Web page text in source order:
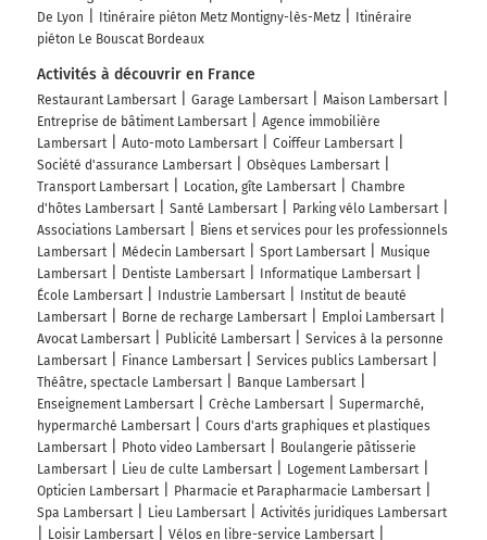
De Lyon
Itinéraire piéton Metz Montigny-lès-Metz
Itinéraire
piéton Le Bouscat Bordeaux
Activités à découvrir en France
Restaurant Lambersart Garage Lambersart
Maison Lambersart
Entreprise de bâtiment Lambersart
Agence immobilière
Lambersart
Auto-moto Lambersart
Coiffeur Lambersart
Société d'assurance Lambersart
Obsèques Lambersart
Transport Lambersart
Location, gîte Lambersart
Chambre
d'hôtes Lambersart
Santé Lambersart
Parking vélo Lambersart
Associations Lambersart
Biens et services pour les professionnels
Lambersart
Médecin Lambersart Sport Lambersart
Musique
Lambersart
Dentiste Lambersart
Informatique Lambersart
École Lambersart
Industrie Lambersart
Institut de beauté
Lambersart
Borne de recharge Lambersart
Emploi Lambersart
Avocat Lambersart
Publicité Lambersart
Services à la personne
Lambersart
Finance Lambersart
Services publics Lambersart
Théâtre, spectacle Lambersart
Banque Lambersart
Enseignement Lambersart
Crèche Lambersart
Supermarché,
hypermarché Lambersart
Cours d'arts graphiques et plastiques
Lambersart
Photo video Lambersart
Boulangerie pâtisserie
Lambersart
Lieu de culte Lambersart
Logement Lambersart
Opticien Lambersart
Pharmacie et Parapharmacie Lambersart
Spa Lambersart
Lieu Lambersart
Activités juridiques Lambersart
Loisir Lambersart
Vélos en libre-service Lambersart